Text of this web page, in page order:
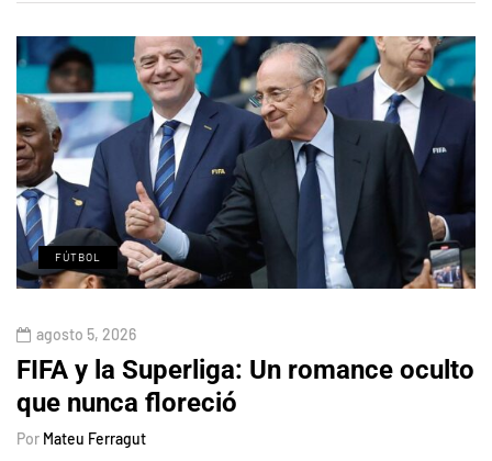
FÚTBOL
agosto 5, 2026
FIFA y la Superliga: Un romance oculto
que nunca floreció
Por Mateu Ferragut